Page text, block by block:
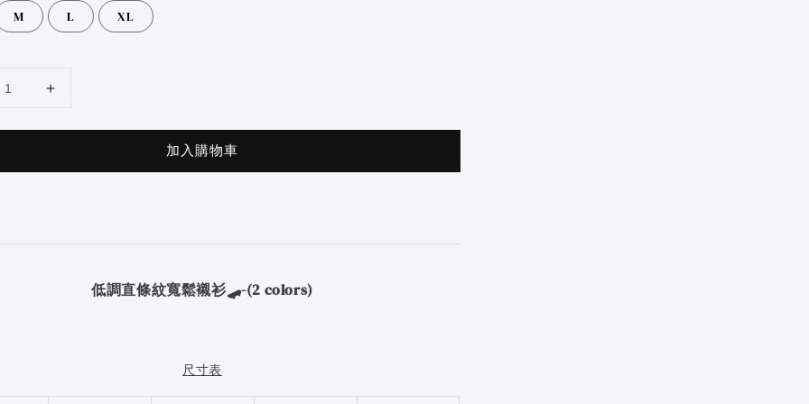
M L XL
加入購物車
低調直條紋寬鬆襯衫🛹-(2 colors)
尺寸表